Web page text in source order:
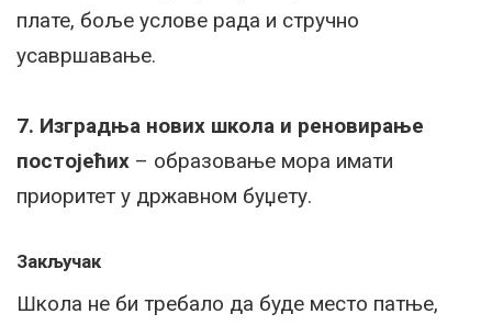
плате, боље услове рада и стручно
усавршавање.
7. Изградња нових школа и реновирање
постојећих – образовање мора имати
приоритет у државном буџету.
Закључак
Школа не би требало да буде место патње,